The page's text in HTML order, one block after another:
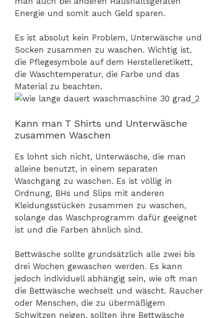
Energie und somit auch Geld sparen.
Es ist absolut kein Problem, Unterwäsche und
Socken zusammen zu waschen. Wichtig ist,
die Pflegesymbole auf dem Herstelleretikett,
die Waschtemperatur, die Farbe und das
Material zu beachten.
Kann man T Shirts und Unterwäsche
zusammen Waschen
Es lohnt sich nicht, Unterwäsche, die man
alleine benutzt, in einem separaten
Waschgang zu waschen. Es ist völlig in
Ordnung, BHs und Slips mit anderen
Kleidungsstücken zusammen zu waschen,
solange das Waschprogramm dafür geeignet
ist und die Farben ähnlich sind.
Bettwäsche sollte grundsätzlich alle zwei bis
drei Wochen gewaschen werden. Es kann
jedoch individuell abhängig sein, wie oft man
die Bettwäsche wechselt und wäscht. Raucher
oder Menschen, die zu übermäßigem
Schwitzen neigen, sollten ihre Bettwäsche